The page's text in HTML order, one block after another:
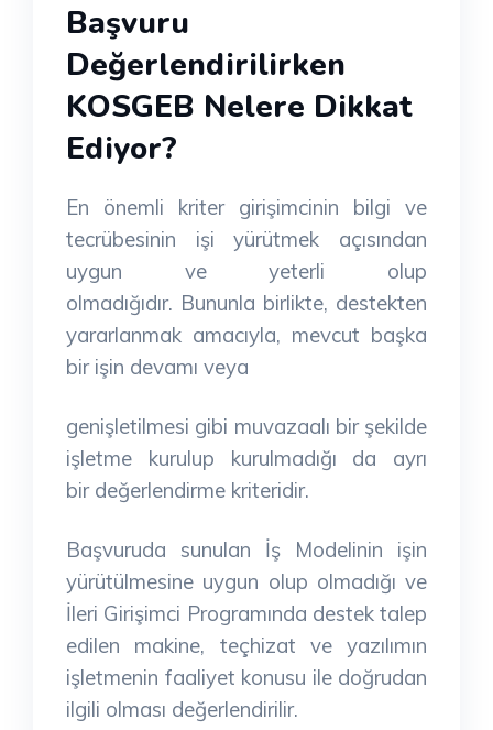
Başvuru
Değerlendirilirken
KOSGEB Nelere Dikkat
Ediyor?
En önemli kriter girişimcinin bilgi ve
tecrübesinin işi yürütmek açısından
uygun ve yeterli olup
olmadığıdır. Bununla birlikte, destekten
yararlanmak amacıyla, mevcut başka
bir işin devamı veya
genişletilmesi gibi muvazaalı bir şekilde
işletme kurulup kurulmadığı da ayrı
bir değerlendirme kriteridir.
Başvuruda sunulan İş Modelinin işin
yürütülmesine uygun olup olmadığı ve
İleri Girişimci Programında destek talep
edilen makine, teçhizat ve yazılımın
işletmenin faaliyet konusu ile doğrudan
ilgili olması değerlendirilir.